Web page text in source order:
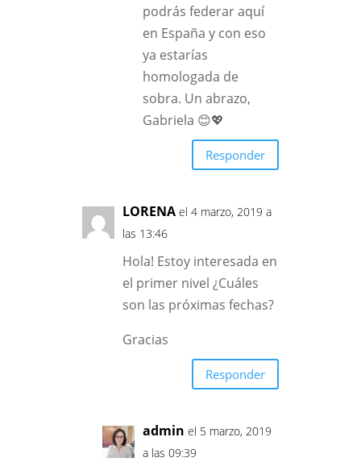
podrás federar aquí
en España y con eso
ya estarías
homologada de
sobra. Un abrazo,
Gabriela 😊💖
Responder
LORENA el 4 marzo, 2019 a
las 13:46
Hola! Estoy interesada en
el primer nivel ¿Cuáles
son las próximas fechas?
Gracias
Responder
admin el 5 marzo, 2019
a las 09:39